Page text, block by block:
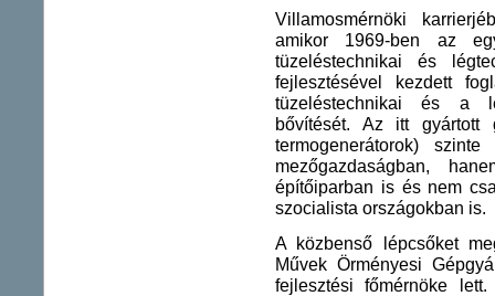
Villamosmérnöki
amikor 1969-ben az
tüzeléstechnikai és
fejlesztésével kezdett
tüzeléstechnikai és a
bővítését. Az itt gyártott
termogenerátorok)
mezőgazdaságban,
építőiparban is és nem
szocialista országokban is.
A közbenső lépcsőket
Művek Örményesi
fejlesztési főmérnöke